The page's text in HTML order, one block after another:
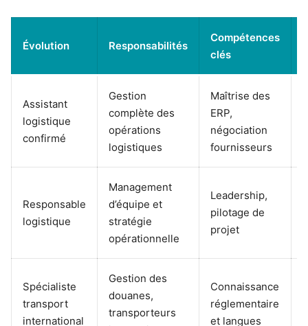
Évolution Responsabilités
Compétences
clés
Assistant
logistique
confirmé
Gestion
complète des
opérations
logistiques
Maîtrise des
ERP,
négociation
fournisseurs
Responsable
logistique
Management
d’équipe et
stratégie
opérationnelle
Leadership,
pilotage de
projet
Spécialiste
transport
international
Gestion des
douanes,
transporteurs
Connaissance
réglementaire
et langues